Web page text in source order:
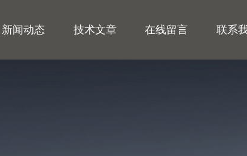
新闻动态 技术文章 在线留言 联系